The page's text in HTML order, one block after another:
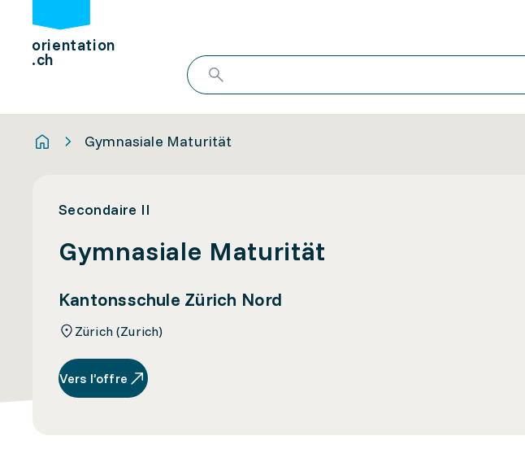
orientation
.ch
Gymnasiale Maturität
Secondaire II
Gymnasiale Maturität
Kantonsschule Zürich Nord
Zürich (Zurich)
Vers l’offre